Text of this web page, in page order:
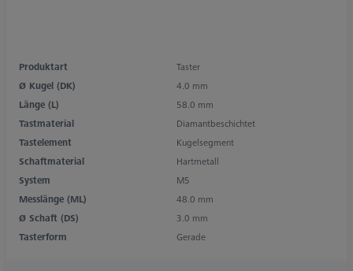
Produktart
Taster
Ø Kugel (DK)
4.0 mm
Länge (L)
58.0 mm
Tastmaterial
Diamantbeschichtet
Tastelement
Kugelsegment
Schaftmaterial
Hartmetall
System
M5
Messlänge (ML)
48.0 mm
Ø Schaft (DS)
3.0 mm
Tasterform
Gerade